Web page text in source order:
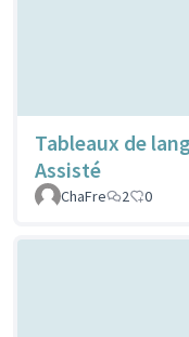
Tableaux de
Assisté
ChaFre
2 0